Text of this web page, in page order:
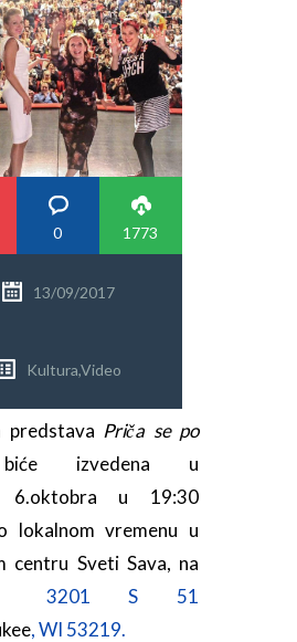
0 1773
13/09/2017
Kultura,Video
predstava Priča se po
izvedena u
6.oktobra u 19:30
lokalnom vremenu u
centru Sveti Sava, na
3201 S 51
,WI 53219.